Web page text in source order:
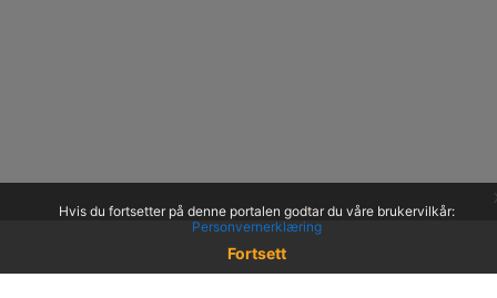
Hvis du fortsetter på denne portalen godtar du våre brukervilkår:
Personvernerklæring
Fortsett